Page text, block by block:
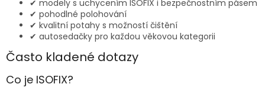
✔ modely s uchycením ISOFIX i bezpečnostním pásem
✔ pohodlné polohování
✔ kvalitní potahy s možností čištění
✔ autosedačky pro každou věkovou kategorii
Často kladené dotazy
Co je ISOFIX?